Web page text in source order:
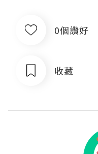
0個讚好
收藏